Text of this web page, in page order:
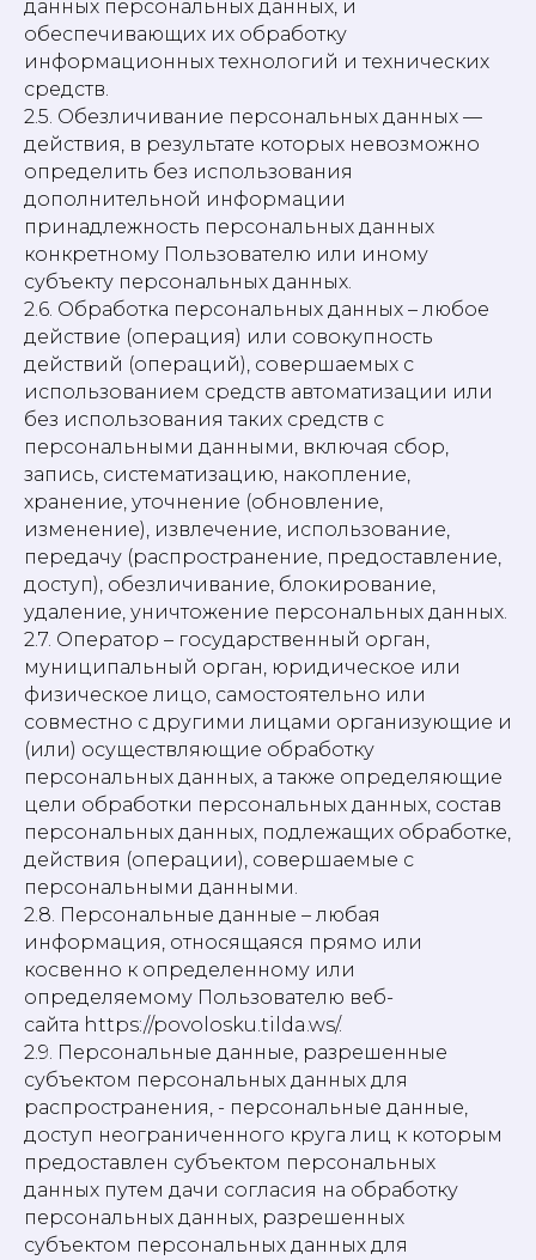
данных персональных данных, и
обеспечивающих их обработку
информационных технологий и технических
средств.
2.5. Обезличивание персональных данных —
действия, в результате которых невозможно
определить без использования
дополнительной информации
принадлежность персональных данных
конкретному Пользователю или иному
субъекту персональных данных.
2.6. Обработка персональных данных – любое
действие (операция) или совокупность
действий (операций), совершаемых с
использованием средств автоматизации или
без использования таких средств с
персональными данными, включая сбор,
запись, систематизацию, накопление,
хранение, уточнение (обновление,
изменение), извлечение, использование,
передачу (распространение, предоставление,
доступ), обезличивание, блокирование,
удаление, уничтожение персональных данных.
2.7. Оператор – государственный орган,
муниципальный орган, юридическое или
физическое лицо, самостоятельно или
совместно с другими лицами организующие и
(или) осуществляющие обработку
персональных данных, а также определяющие
цели обработки персональных данных, состав
персональных данных, подлежащих обработке,
действия (операции), совершаемые с
персональными данными.
2.8. Персональные данные – любая
информация, относящаяся прямо или
косвенно к определенному или
определяемому Пользователю веб-
сайта https://povolosku.tilda.ws/.
2.9. Персональные данные, разрешенные
субъектом персональных данных для
распространения, - персональные данные,
доступ неограниченного круга лиц к которым
предоставлен субъектом персональных
данных путем дачи согласия на обработку
персональных данных, разрешенных
субъектом персональных данных для